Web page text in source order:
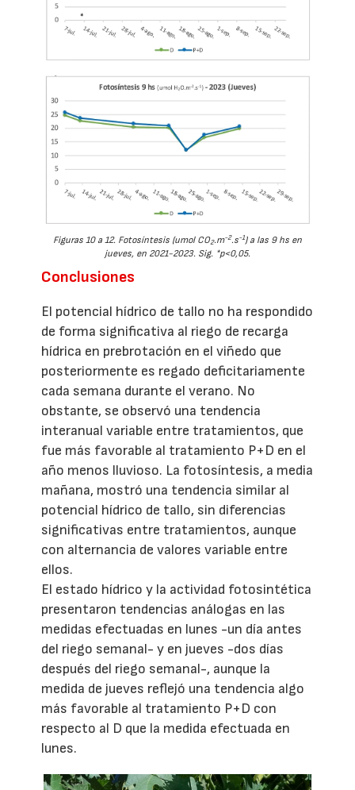
Figuras 10 a 12. Fotosíntesis (umol CO2.m-2.s-1) a las 9 hs en
jueves, en 2021-2023. Sig. *p<0,05.
Conclusiones
El potencial hídrico de tallo no ha respondido
de forma significativa al riego de recarga
hídrica en prebrotación en el viñedo que
posteriormente es regado deficitariamente
cada semana durante el verano. No
obstante, se observó una tendencia
interanual variable entre tratamientos, que
fue más favorable al tratamiento P+D en el
año menos lluvioso. La fotosíntesis, a media
mañana, mostró una tendencia similar al
potencial hídrico de tallo, sin diferencias
significativas entre tratamientos, aunque
con alternancia de valores variable entre
ellos.
El estado hídrico y la actividad fotosintética
presentaron tendencias análogas en las
medidas efectuadas en lunes -un día antes
del riego semanal- y en jueves -dos días
después del riego semanal-, aunque la
medida de jueves reflejó una tendencia algo
más favorable al tratamiento P+D con
respecto al D que la medida efectuada en
lunes.